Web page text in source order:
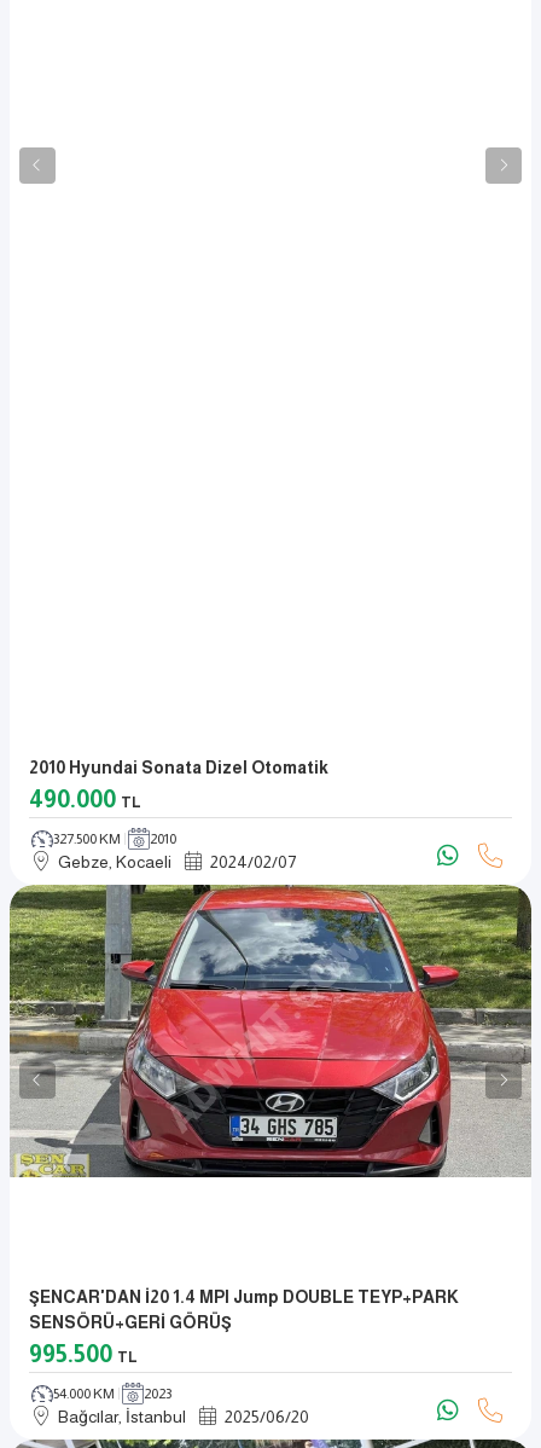
2010 Hyundai Sonata Dizel Otomatik
490.000 TL
327.500 KM 2010
Gebze, Kocaeli 2024/02/07
ŞENCAR'DAN İ20 1.4 MPI Jump DOUBLE TEYP+PARK
SENSÖRÜ+GERİ GÖRÜŞ
995.500 TL
54.000 KM 2023
Bağcılar, İstanbul 2025/06/20